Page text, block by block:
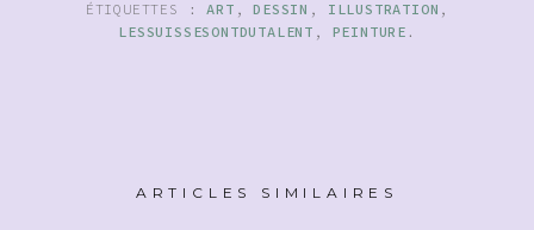
ÉTIQUETTES :ART ,DESSIN , ILLUSTRATION ,
LESSUISSESONTDUTALENT , PEINTURE .
ARTICLES SIMILAIRES